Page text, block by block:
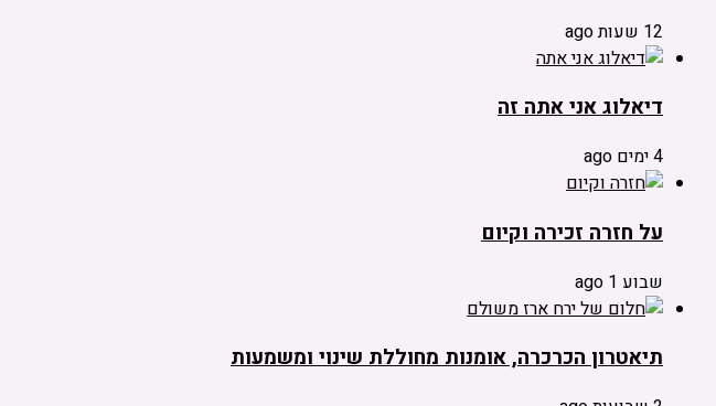
12 שעות ago
דיאלוג אני אתה זה
4 ימים ago
על חזרה זכירה וקיום
שבוע 1 ago
תיאטרון הכרכרה, אומנות מחוללת שינוי ומשמעות